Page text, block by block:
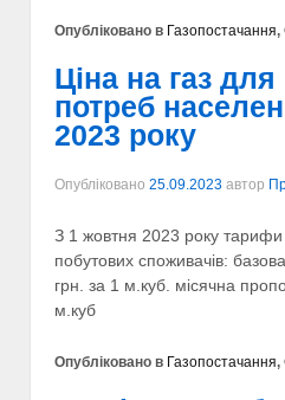
Опубліковано в Газопостачання,
Ціна на газ
потреб
2023 року
Опубліковано 25.09.2023 автор
З 1 жовтня 2023 року
побутових споживачів:
грн. за 1 м.куб. місячна
м.куб
Опубліковано в Газопостачання,